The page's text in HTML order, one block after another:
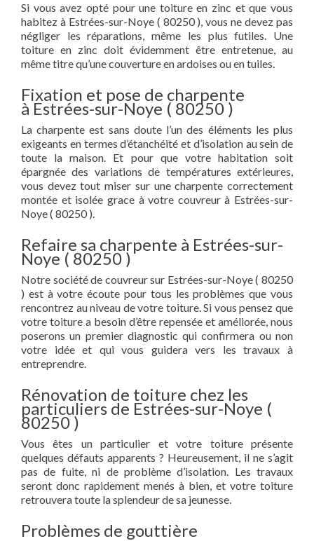
Si vous avez opté pour une toiture en zinc et que vous
habitez à Estrées-sur-Noye ( 80250 ), vous ne devez pas
négliger les réparations, même les plus futiles. Une
toiture en zinc doit évidemment être entretenue, au
même titre qu’une couverture en ardoises ou en tuiles.
Fixation et pose de charpente
à Estrées-sur-Noye ( 80250 )
La charpente est sans doute l’un des éléments les plus
exigeants en termes d’étanchéité et d’isolation au sein de
toute la maison. Et pour que votre habitation soit
épargnée des variations de températures extérieures,
vous devez tout miser sur une charpente correctement
montée et isolée grace à votre couvreur à Estrées-sur-
Noye ( 80250 ).
Refaire sa charpente à Estrées-sur-
Noye ( 80250 )
Notre société de couvreur sur Estrées-sur-Noye ( 80250
) est à votre écoute pour tous les problèmes que vous
rencontrez au niveau de votre toiture. Si vous pensez que
votre toiture a besoin d’être repensée et améliorée, nous
poserons un premier diagnostic qui confirmera ou non
votre idée et qui vous guidera vers les travaux à
entreprendre.
Rénovation de toiture chez les
particuliers de Estrées-sur-Noye (
80250 )
Vous êtes un particulier et votre toiture présente
quelques défauts apparents ? Heureusement, il ne s’agit
pas de fuite, ni de problème d’isolation. Les travaux
seront donc rapidement menés à bien, et votre toiture
retrouvera toute la splendeur de sa jeunesse.
Problèmes de gouttière